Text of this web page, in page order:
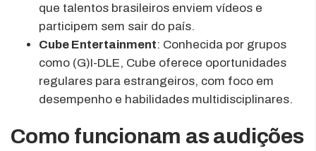
que talentos brasileiros enviem vídeos e
participem sem sair do país.
Cube Entertainment: Conhecida por grupos
como (G)I-DLE, Cube oferece oportunidades
regulares para estrangeiros, com foco em
desempenho e habilidades multidisciplinares.
Como funcionam as audições